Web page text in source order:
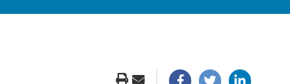
cercare